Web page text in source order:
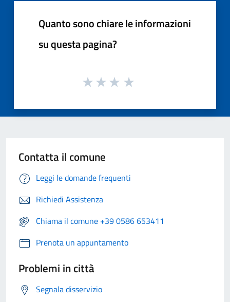
Quanto sono chiare le informazioni
su questa pagina?
Contatta il comune
Leggi le domande frequenti
Richiedi Assistenza
Chiama il comune +39 0586 653411
Prenota un appuntamento
Problemi in città
Segnala disservizio